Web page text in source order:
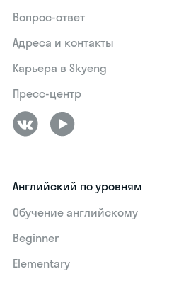
Вопрос-ответ
Адреса и контакты
Карьера в Skyeng
Пресс-центр
Английский по уровням
Обучение английскому
Beginner
Elementary